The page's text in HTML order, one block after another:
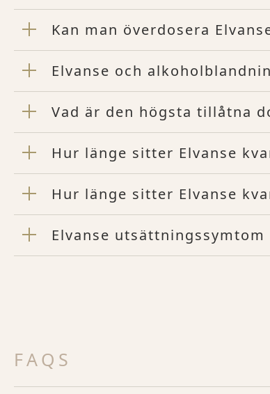
Kan man överdosera
Elvanse och
Vad är den högsta tillåtna
Hur länge sitter Elvanse
Hur länge sitter Elvanse
Elvanse utsättningssymtom
FAQS